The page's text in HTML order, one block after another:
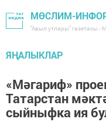
МӨСЛИМ-
"Авыл утлары" газетасы -
ЯҢАЛЫКЛАР
«Мәгариф»
Татарстан
сыйныфка ия